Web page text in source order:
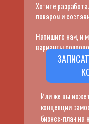
Хотите
поваром и
Напишите нам, и
варианты
Или же вы
концепции
бизнес-план на